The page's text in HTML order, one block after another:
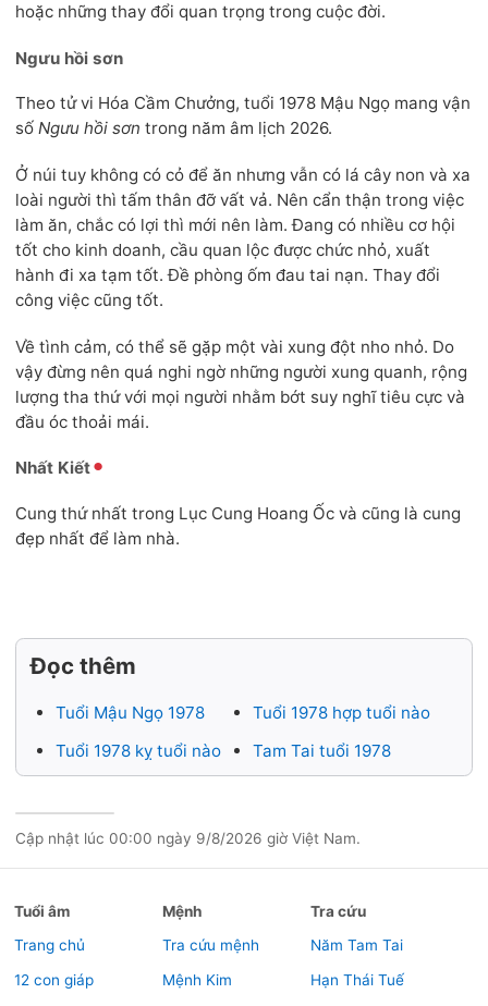
hoặc những thay đổi quan trọng trong cuộc đời.
Ngưu hồi sơn
Theo tử vi Hóa Cầm Chưởng, tuổi 1978 Mậu Ngọ mang vận
sốNgưu hồi sơn trong năm âm lịch 2026.
Ở núi tuy không có cỏ để ăn nhưng vẫn có lá cây non và xa
loài người thì tấm thân đỡ vất vả. Nên cẩn thận trong việc
làm ăn, chắc có lợi thì mới nên làm. Đang có nhiều cơ hội
tốt cho kinh doanh, cầu quan lộc được chức nhỏ, xuất
hành đi xa tạm tốt. Đề phòng ốm đau tai nạn. Thay đổi
công việc cũng tốt.
Về tình cảm, có thể sẽ gặp một vài xung đột nho nhỏ. Do
vậy đừng nên quá nghi ngờ những người xung quanh, rộng
lượng tha thứ với mọi người nhằm bớt suy nghĩ tiêu cực và
đầu óc thoải mái.
Nhất Kiết
Cung thứ nhất trong Lục Cung Hoang Ốc và cũng là cung
đẹp nhất để làm nhà.
Đọc thêm
Tuổi Mậu Ngọ 1978
Tuổi 1978 hợp tuổi nào
Tuổi 1978 kỵ tuổi nào
Tam Tai tuổi 1978
Cập nhật lúc 00:00 ngày 9/8/2026 giờ Việt Nam.
Tuổi âm
Trang chủ
12 con giáp
Mệnh
Tra cứu mệnh
Mệnh Kim
Tra cứu
Năm Tam Tai
Hạn Thái Tuế